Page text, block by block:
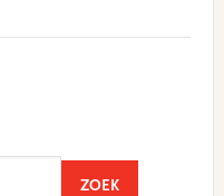
ZOEKSEARCH